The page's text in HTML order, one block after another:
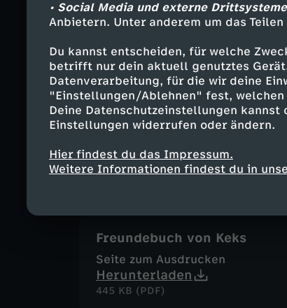
• Social Media und externe
Anbietern. Unter anderem um das
Du kannst entscheiden, für welche
betrifft nur dein aktuell genutztes
Datenverarbeitung, für die wir deine
"Einstellungen/Ablehnen" fest,
Deine Datenschutzeinstellungen
Einstellungen widerrufen oder ändern.
Hier findest du das Impressum.
Weitere Informationen findest du in
Bauwagen zum Nachbasteln
Herunterladen
3,2 MB (PDF)
Leckeres Blaubeerbrot-
Aus der Folge "Brot und Korn"
Herunterladen
126 KB (PDF)
Freundebuch von Keks
Seite zum Ausdrucken
Herunterladen
445 KB (PDF)